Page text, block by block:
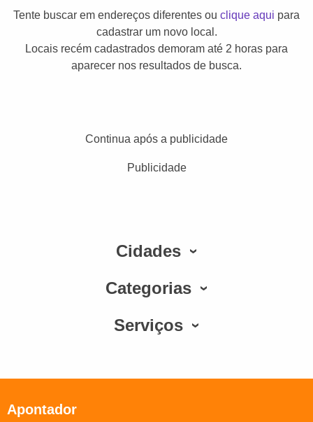
Tente buscar em endereços diferentes ou clique aqui para
cadastrar um novo local.
Locais recém cadastrados demoram até 2 horas para
aparecer nos resultados de busca.
Continua após a publicidade
Publicidade
Cidades
Categorias
Serviços
Apontador